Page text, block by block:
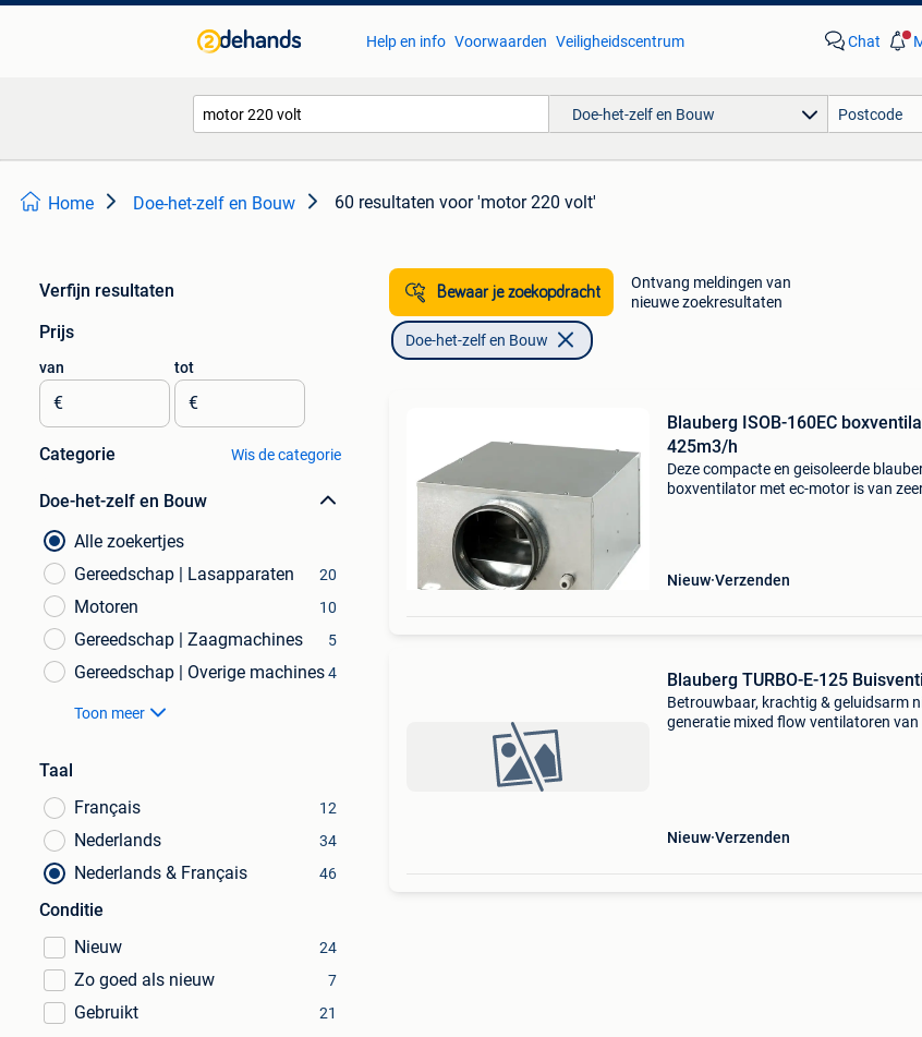
Help en info Voorwaarden Veiligheidscentrum Chat
Doe-het-zelf en Bouw
Home Doe-het-zelf en Bouw 60 resultaten voor 'motor 220 volt'
Verfijn resultaten
Prijs
van
€
tot
€
Categorie Wis de categorie
Doe-het-zelf en Bouw
Alle zoekertjes
Gereedschap | Lasapparaten
20
Motoren 10
Gereedschap | Zaagmachines 5
Gereedschap | Overige machines4
Toon meer
Taal
Français
12
Nederlands 34
Nederlands & Français 46
Conditie
Nieuw
24
Zo goed als nieuw 7
Gebruikt 21
Bewaar je zoekopdracht
Ontvang meldingen van
nieuwe zoekresultaten
Doe-het-zelf en Bouw
Blauberg ISOB-160EC
425m3/h
Deze compacte en geisoleerde
boxventilator met ec-motor is van
Nieuw Verzenden
Blauberg TURBO-E-125
Betrouwbaar, krachtig & geluidsarm
generatie mixed flow ventilatoren
Nieuw Verzenden